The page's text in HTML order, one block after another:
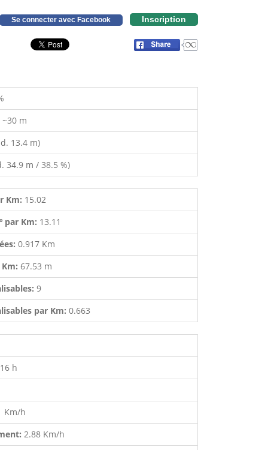
Se connecter avec Facebook Inscription
~30 m
13.4 m)
34.9 m / 38.5 %)
Km: 15.02
par Km: 13.11
0.917 Km
67.53 m
9
par Km: 0.663
h
Km/h
2.88 Km/h